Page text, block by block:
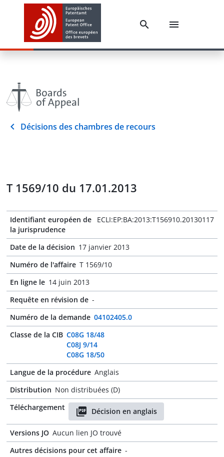
Décisions des chambres de recours
T 1569/10 du 17.01.2013
Identifiant européen de
la jurisprudence
ECLI:EP:BA:2013:T156910.20130117
Date de la décision 17 janvier 2013
Numéro de l'affaire T 1569/10
En ligne le 14 juin 2013
Requête en révision de -
Numéro de la demande 04102405.0
Classe de la CIB C08G 18/48
C08J 9/14
C08G 18/50
Langue de la procédure Anglais
Distribution Non distribuées (D)
Téléchargement
Décision en anglais
Versions JO Aucun lien JO trouvé
Autres décisions pour cet affaire -